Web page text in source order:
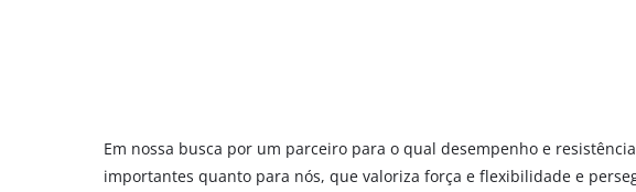
Em nossa busca por um parceiro para o qual desempenho e
importantes quanto para nós, que valoriza força e flexibilidade e